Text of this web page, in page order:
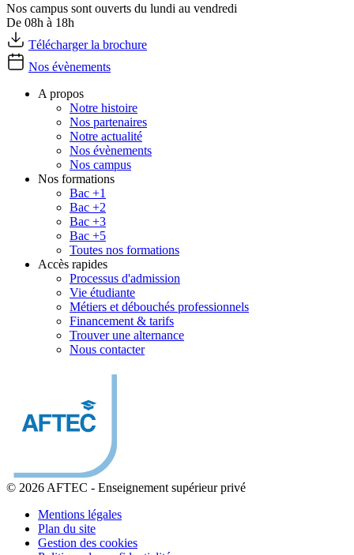
Nos campus sont ouverts du lundi au vendredi
De 08h à 18h
Télécharger la brochure
Nos évènements
A propos
Notre histoire
Nos partenaires
Notre actualité
Nos évènements
Nos campus
Nos formations
Bac +1
Bac +2
Bac +3
Bac +5
Toutes nos formations
Accès rapides
Processus d'admission
Vie étudiante
Métiers et débouchés professionnels
Financement & tarifs
Trouver une alternance
Nous contacter
© 2026 AFTEC - Enseignement supérieur privé
Mentions légales
Plan du site
Gestion des cookies